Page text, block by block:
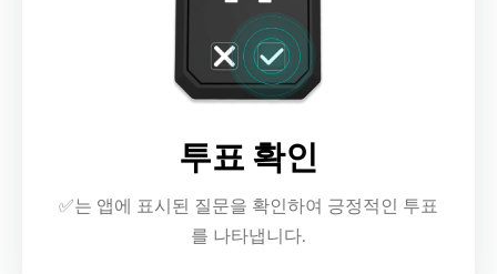
투표 확인
✅는 앱에 표시된 질문을 확인하여 긍정적인 투표
를 나타냅니다.